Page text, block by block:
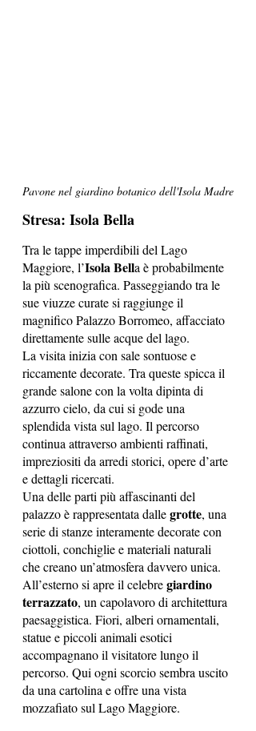
Pavone nel giardino botanico dell'Isola Madre
Stresa: Isola Bella
Tra le tappe imperdibili del Lago
Maggiore, l’Isola Bella è probabilmente
la più scenografica. Passeggiando tra le
sue viuzze curate si raggiunge il
magnifico Palazzo Borromeo, affacciato
direttamente sulle acque del lago.
La visita inizia con sale sontuose e
riccamente decorate. Tra queste spicca il
grande salone con la volta dipinta di
azzurro cielo, da cui si gode una
splendida vista sul lago. Il percorso
continua attraverso ambienti raffinati,
impreziositi da arredi storici, opere d’arte
e dettagli ricercati.
Una delle parti più affascinanti del
palazzo è rappresentata dalle grotte, una
serie di stanze interamente decorate con
ciottoli, conchiglie e materiali naturali
che creano un’atmosfera davvero unica.
All’esterno si apre il celebre giardino
terrazzato, un capolavoro di architettura
paesaggistica. Fiori, alberi ornamentali,
statue e piccoli animali esotici
accompagnano il visitatore lungo il
percorso. Qui ogni scorcio sembra uscito
da una cartolina e offre una vista
mozzafiato sul Lago Maggiore.